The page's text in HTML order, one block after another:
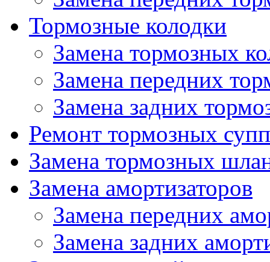
Тормозные колодки
Замена тормозных
Замена передних
Замена задних
Ремонт тормозных
Замена тормозных
Замена амортизаторов
Замена передних
Замена задних